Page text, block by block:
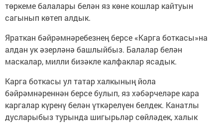
төркеме балалары белән яз көне кошлар кайтуын
сагынып көтеп алдык.
Яраткан бәйрәмнәребезнең берсе «Карга боткасы»на
алдан ук әзерләнә башлыйбыз. Балалар белән
маскалар, милли бизәкле калфаклар ясадык.
Карга боткасы ул татар халкының йола
бәйрәмнәреннән берсе булып, яз хәбәрчеләре кара
каргалар күренү белән үткәрелүен белдек. Канатлы
дусларыбыз турында шигырьләр сөйләдек, халык